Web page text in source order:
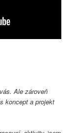
Ale zároveň
koncept a projekt